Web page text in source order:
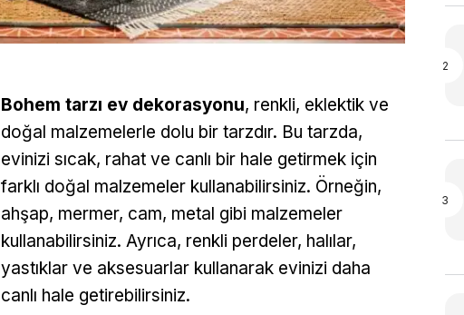
Bohem tarzı ev dekorasyonu, renkli, eklektik ve
doğal malzemelerle dolu bir tarzdır. Bu tarzda,
evinizi sıcak, rahat ve canlı bir hale getirmek için
farklı doğal malzemeler kullanabilirsiniz. Örneğin,
ahşap, mermer, cam, metal gibi malzemeler
kullanabilirsiniz. Ayrıca, renkli perdeler, halılar,
yastıklar ve aksesuarlar kullanarak evinizi daha
canlı hale getirebilirsiniz.